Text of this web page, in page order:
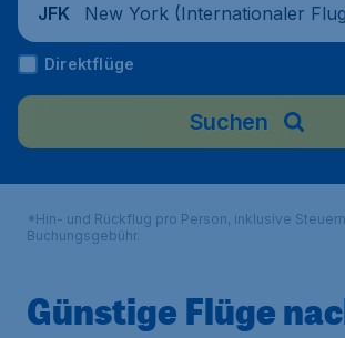
JFK
New York (Internationaler
hn F. Kennedy), Vereinigte
Direktflüge
Suchen
*Hin- und Rückflug pro Person, inklusive
Buchungsgebühr.
Günstige Flüge